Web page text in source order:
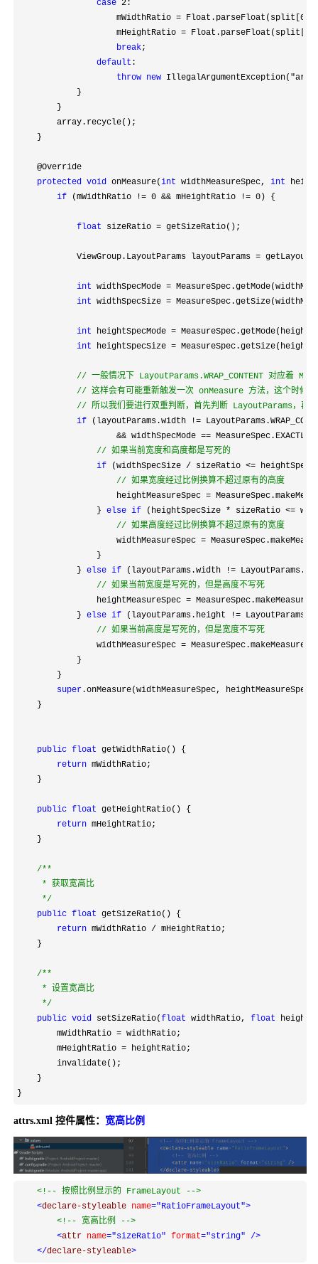
case 2 :
                    mWidthRatio
= Float.parseFloat(split[0
                    mHeightRatio
= Float.parseFloat(split[1
break;
default :
throw new IllegalArgumentException("are
            }
        }
        array.recycle();
    }
    @Override
protected void onMeasure(int widthMeasureSpec, int
if (mWidthRatio != 0 && mHeightRatio != 0 ) {
float sizeRatio = getSizeRatio();
            ViewGroup.LayoutParams layoutParams
=
int widthSpecMode =
int widthSpecSize =
int heightSpecMode =
int heightSpecSize =
// 一般情况下 LayoutParams.WRAP_CONTENT 对应着
// 这样会有可能重新触发一次 onMeasure 方法，这个时候
// 所以我们要进行双重判断，首先判断 LayoutParams，再
if (layoutParams.width !=
&& widthSpecMode ==
// 如果当前宽度和高度都是写死的
if (widthSpecSize / sizeRatio <=
// 如果宽度经过比例换算不超过原有的高度
heightMeasureSpec =
                }
else if (heightSpecSize * sizeRatio <=
// 如果高度经过比例换算不超过原有的宽度
widthMeasureSpec =
                }
            }
else if (layoutParams.width !=
// 如果当前宽度是写死的，但是高度不写死
heightMeasureSpec =
            }
else if (layoutParams.height !=
// 如果当前高度是写死的，但是宽度不写死
widthMeasureSpec =
            }
        }
super .onMeasure(widthMeasureSpec,
    }
public float getWidthRatio() {
return mWidthRatio;
    }
public float getHeightRatio() {
return mHeightRatio;
    }
/**
     * 获取宽高比
*/
public float getSizeRatio() {
return mWidthRatio / mHeightRatio;
    }
/**
     * 设置宽高比
*/
public void setSizeRatio(float widthRatio, float
        mWidthRatio
= widthRatio;
        mHeightRatio
= heightRatio;
        invalidate();
    }
}
attrs.xml 控件属性： 宽高比例
<!-- 按照比例显示的 FrameLayout
-->
<declare-styleable name="RatioFrameLayout">
<!-- 宽高比例
-->
<attr name="sizeRatio" format="string" />
</declare-styleable>